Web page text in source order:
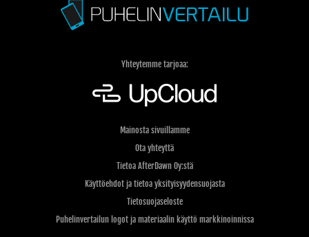
Yhteytemme tarjoaa:
Mainosta sivuillamme
Ota yhteyttä
Tietoa AfterDawn Oy:stä
Käyttöehdot ja tietoa yksityisyydensuojasta
Tietosuojaseloste
Puhelinvertailun logot ja materiaalin käyttö markkinoinnissa